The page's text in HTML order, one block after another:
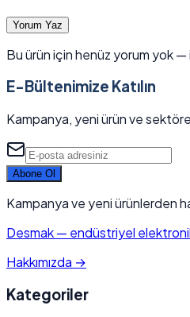
Yorum Yaz
Bu ürün için henüz yorum yok —
E-Bültenimize Katılın
Kampanya, yeni ürün ve
Abone Ol
Kampanya ve yeni ürünlerden
Desmak— endüstriyel
Hakkımızda →
Kategoriler